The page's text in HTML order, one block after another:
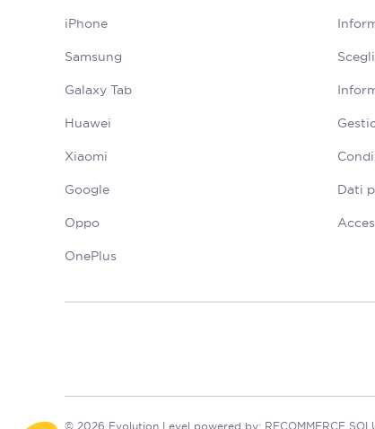
iPhone
Samsung
Galaxy Tab
Huawei
Xiaomi
Google
Oppo
OnePlus
Dati
© 2026 Evolution Level powered by: RECOMMERCE